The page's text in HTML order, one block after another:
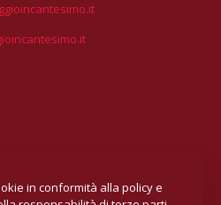
in conformità alla policy e